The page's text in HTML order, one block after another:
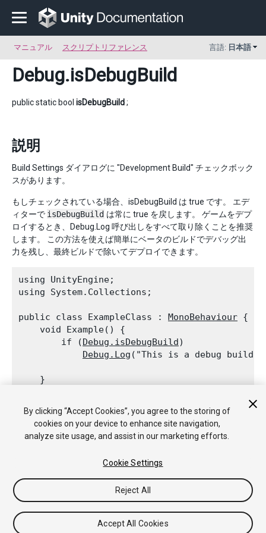
マニュアル スクリプトリファレンス 言語: 日本語
Debug.isDebugBuild
public static bool isDebugBuild;
説明
Build Settings ダイアログに "Development Build" チェックボック
スがあります。
もしチェックされている場合、isDebugBuild は true です。 エデ
ィターで isDebugBuild は常に true を戻します。 ゲームをデプ
ロイするとき、Debug.Log 呼び出しをすべて取り除くことを推奨
します。 この方法を使えば簡単にベータのビルドでデバッグ出
力を残し、最終ビルドで除いてデプロイできます。
using UnityEngine;
using System.Collections;
public class ExampleClass : MonoBehaviour {
    void Example() {
        if (
Debug.isDebugBuild)
Debug.Log ("This is a debug
    }
Answers ナレッジベース
情報を販売または共有しない
Your Privacy Choices (Cookie Settings)
フィードバック
By clicking “Accept Cookies”, you agree to the storing of
cookies on your device to enhance site navigation,
analyze site usage, and assist in our marketing efforts.
Cookie Settings
Reject All
Accept All Cookies